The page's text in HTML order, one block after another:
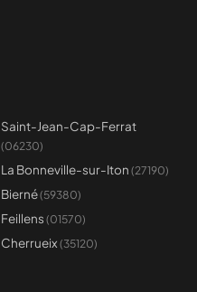
Saint-Jean-Cap-Ferrat
(06230)
La Bonneville-sur-Iton (27190)
Bierné(59380)
Feillens (01570)
Cherrueix (35120)